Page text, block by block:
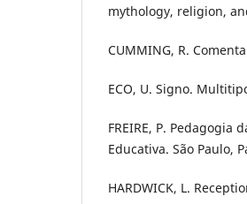
mythology, religion,
CUMMING, R.
ECO, U. Signo.
FREIRE, P. Pedagogia
Educativa. São Paulo,
HARDWICK, L.